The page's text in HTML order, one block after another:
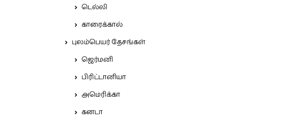
டெல்லி
காரைக்கால்
புலம்பெயர் தேசங்கள்
ஜெர்மனி
பிரிட்டானியா
அமெரிக்கா
கனடா